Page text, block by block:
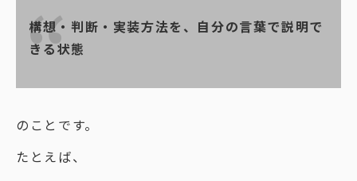
構想・判断・実装方法を、自分の言葉で説明で
きる状態
のことです。
たとえば、